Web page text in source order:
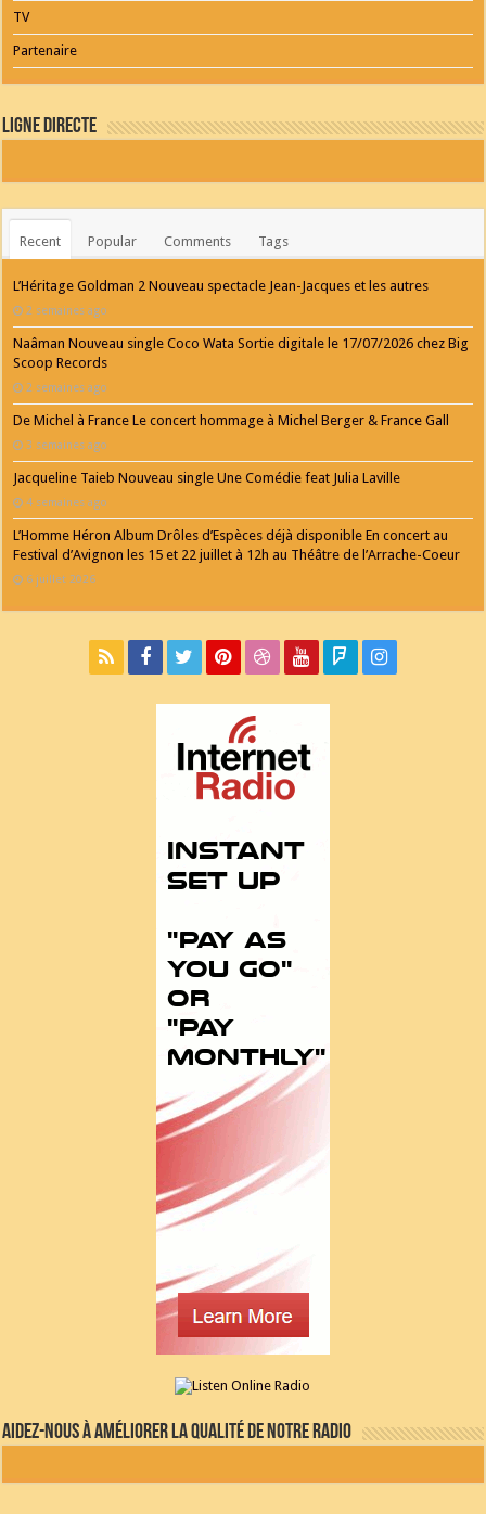
TV
Partenaire
Ligne Directe
Recent Popular Comments Tags
L’Héritage Goldman 2 Nouveau spectacle Jean-Jacques et les autres
2 semaines ago
Naâman Nouveau single Coco Wata Sortie digitale le 17/07/2026 chez Big
Scoop Records
2 semaines ago
De Michel à France Le concert hommage à Michel Berger & France Gall
3 semaines ago
Jacqueline Taieb Nouveau single Une Comédie feat Julia Laville
4 semaines ago
L’Homme Héron Album Drôles d’Espèces déjà disponible En concert au
Festival d’Avignon les 15 et 22 juillet à 12h au Théâtre de l’Arrache-Coeur
6 juillet 2026
Aidez-nous à améliorer la qualité de notre radio